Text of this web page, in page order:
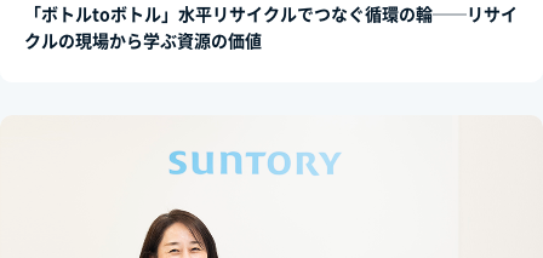
「ボトルtoボトル」水平リサイクルでつなぐ循環の輪──リサイ
クルの現場から学ぶ資源の価値